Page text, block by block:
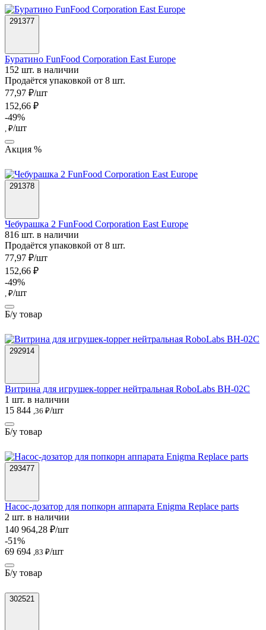
291377
Буратино FunFood Corporation East Europe
152 шт. в наличии
Продаётся упаковкой от 8 шт.
77,97 ₽/шт
152,66 ₽
-49%
, ₽/шт
Акция %
291378
Чебурашка 2 FunFood Corporation East Europe
816 шт. в наличии
Продаётся упаковкой от 8 шт.
77,97 ₽/шт
152,66 ₽
-49%
, ₽/шт
Б/у товар
292914
Витрина для игрушек-topper нейтральная RoboLabs ВН-02С
1 шт. в наличии
15 844 ,36 ₽/шт
Б/у товар
293477
Насос-дозатор для попкорн аппарата Enigma Replace parts
2 шт. в наличии
140 964,28 ₽/шт
-51%
69 694 ,83 ₽/шт
Б/у товар
302521